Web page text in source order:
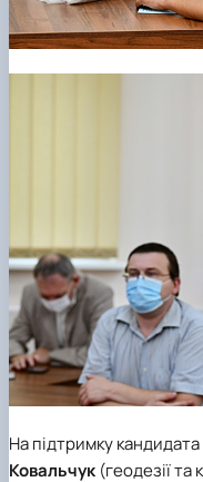
На підтримку
Ковальчук (геодезії та